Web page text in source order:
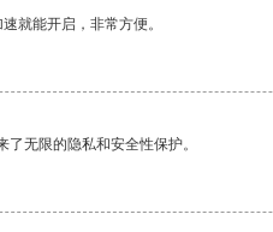
就能开启，非常方便。
无限的隐私和安全性保护。